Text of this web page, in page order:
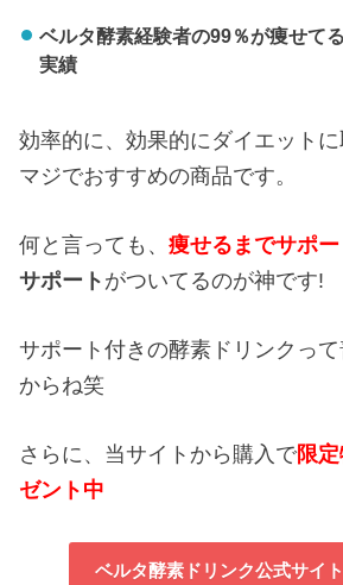
ベルタ酵素経験者の99％が痩せて
実績
効率的に、効果的にダイエット
マジでおすすめの商品です。
何と言っても、痩せるまでサポー
サポート がついてるのが神です!
サポート付きの酵素ドリンクっ
からね笑
さらに、当サイトから購入で限
ゼント中
ベルタ酵素ドリンク公式サイ